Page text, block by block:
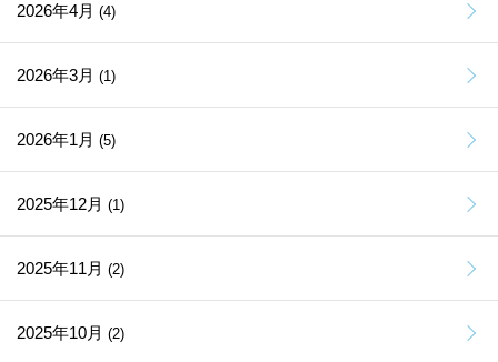
2026年4月 (4)
2026年3月 (1)
2026年1月 (5)
2025年12月 (1)
2025年11月 (2)
2025年10月 (2)